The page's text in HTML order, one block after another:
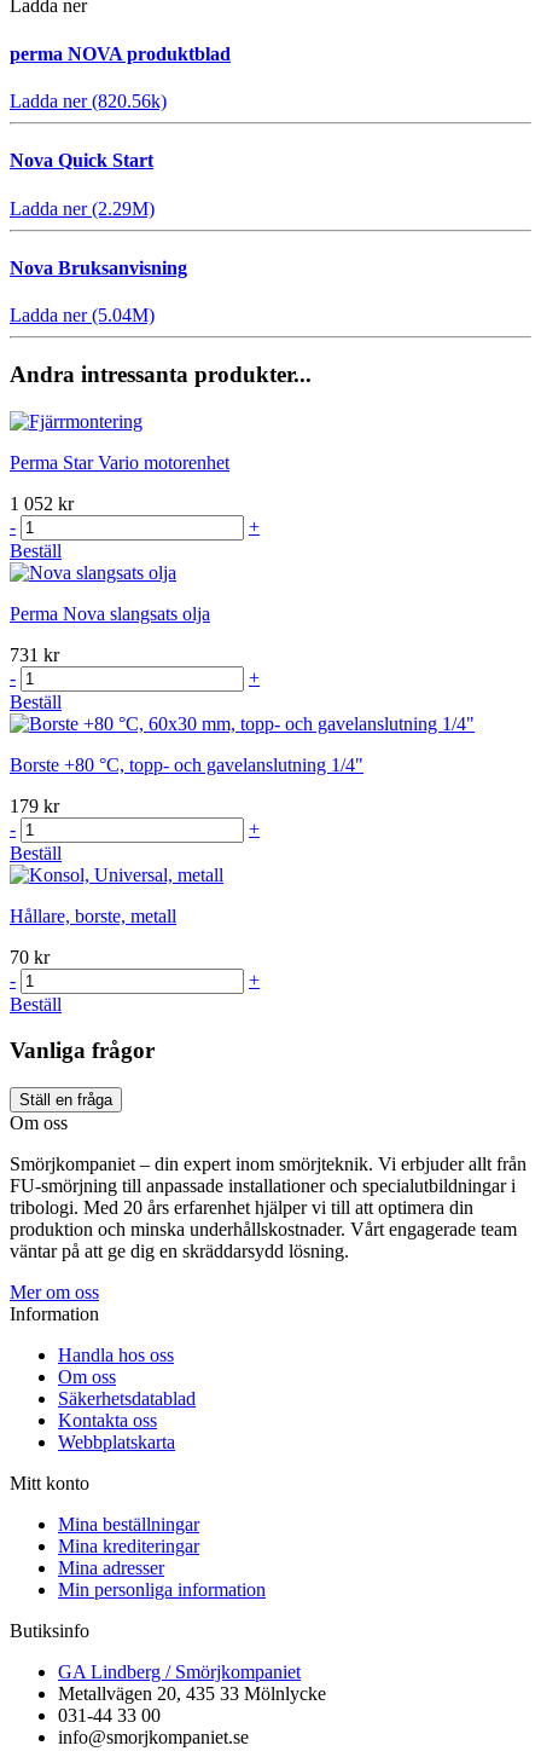
Ladda ner
perma NOVA produktblad
Ladda ner (820.56k)
Nova Quick Start
Ladda ner (2.29M)
Nova Bruksanvisning
Ladda ner (5.04M)
Andra intressanta produkter...
Perma Star Vario motorenhet
1 052 kr
-
+
Beställ
Perma Nova slangsats olja
731 kr
-
+
Beställ
Borste +80 °C, topp- och gavelanslutning 1/4"
179 kr
-
+
Beställ
Hållare, borste, metall
70 kr
-
+
Beställ
Vanliga frågor
Ställ en fråga
Om oss
Smörjkompaniet – din expert inom smörjteknik. Vi erbjuder allt från
FU-smörjning till anpassade installationer och specialutbildningar i
tribologi. Med 20 års erfarenhet hjälper vi till att optimera din
produktion och minska underhållskostnader. Vårt engagerade team
väntar på att ge dig en skräddarsydd lösning.
Mer om oss
Information
Handla hos oss
Om oss
Säkerhetsdatablad
Kontakta oss
Webbplatskarta
Mitt konto
Mina beställningar
Mina krediteringar
Mina adresser
Min personliga information
Butiksinfo
GA Lindberg / Smörjkompaniet
Metallvägen 20, 435 33 Mölnlycke
031-44 33 00
info@smorjkompaniet.se